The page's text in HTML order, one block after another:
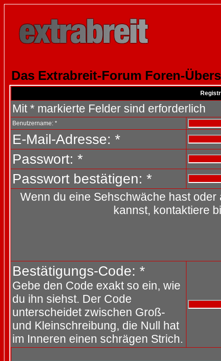
Das Extrabreit-Forum Foren-
Mit * markierte Felder sind erforderlich
Benutzername: *
E-Mail-Adresse: *
Passwort: *
Passwort bestätigen: *
Wenn du eine Sehschwäche hast
kannst, kontaktiere
Bestätigungs-Code: *
Gebe den Code exakt so ein, wie
du ihn siehst. Der Code
unterscheidet zwischen Groß-
und Kleinschreibung, die Null hat
im Inneren einen schrägen Strich.